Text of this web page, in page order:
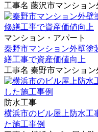
工事名 藤沢市マンショ
マンション・アパート
秦野市マンション外壁塗
繕工事で資産価値向上
工事名 秦野市マンショ
防水工事
横浜市のビル屋上防水工
た施工事例